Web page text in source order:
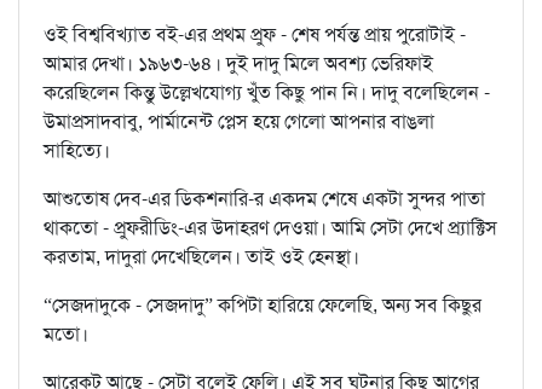
ওই বিশ্ববিখ্যাত বই-এর প্রথম প্রুফ - শেষ পর্যন্ত প্রায় পুরোটাই -
আমার দেখা। ১৯৬৩-৬৪। দুই দাদু মিলে অবশ্য ভেরিফাই
করেছিলেন কিন্তু উল্লেখযোগ্য খুঁত কিছু পান নি। দাদু বলেছিলেন -
উমাপ্রসাদবাবু, পার্মানেন্ট প্লেস হয়ে গেলো আপনার বাঙলা
সাহিত্যে।
আশুতোষ দেব-এর ডিকশনারি-র একদম শেষে একটা সুন্দর পাতা
থাকতো - প্রুফরীডিং-এর উদাহরণ দেওয়া। আমি সেটা দেখে প্র্যাক্টিস
করতাম, দাদুরা দেখেছিলেন। তাই ওই হেনস্থা।
“সেজদাদুকে - সেজদাদু” কপিটা হারিয়ে ফেলেছি, অন্য সব কিছুর
মতো।
আরেকটু আছে - সেটা বলেই ফেলি। এই সব ঘটনার কিছু আগের